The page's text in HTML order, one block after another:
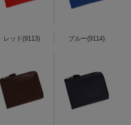
レッド(9113) ブルー(9114)